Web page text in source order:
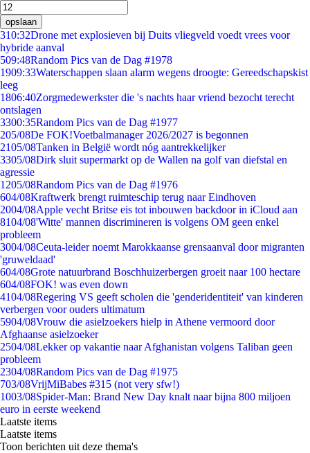
opslaan
310:32Drone met explosieven bij Duits vliegveld voedt vrees voor
hybride aanval
509:48Random Pics van de Dag #1978
1909:33Waterschappen slaan alarm wegens droogte: Gereedschapskist
leeg
1806:40Zorgmedewerkster die 's nachts haar vriend bezocht terecht
ontslagen
3300:35Random Pics van de Dag #1977
205/08De FOK!Voetbalmanager 2026/2027 is begonnen
2105/08Tanken in België wordt nóg aantrekkelijker
3305/08Dirk sluit supermarkt op de Wallen na golf van diefstal en
agressie
1205/08Random Pics van de Dag #1976
604/08Kraftwerk brengt ruimteschip terug naar Eindhoven
2004/08Apple vecht Britse eis tot inbouwen backdoor in iCloud aan
8104/08'Witte' mannen discrimineren is volgens OM geen enkel
probleem
3004/08Ceuta-leider noemt Marokkaanse grensaanval door migranten
'gruweldaad'
604/08Grote natuurbrand Boschhuizerbergen groeit naar 100 hectare
604/08FOK! was even down
4104/08Regering VS geeft scholen die 'genderidentiteit' van kinderen
verbergen voor ouders ultimatum
5904/08Vrouw die asielzoekers hielp in Athene vermoord door
Afghaanse asielzoeker
2504/08Lekker op vakantie naar Afghanistan volgens Taliban geen
probleem
2304/08Random Pics van de Dag #1975
703/08VrijMiBabes #315 (not very sfw!)
1003/08Spider-Man: Brand New Day knalt naar bijna 800 miljoen
euro in eerste weekend
Laatste items
Laatste items
Toon berichten uit deze thema's